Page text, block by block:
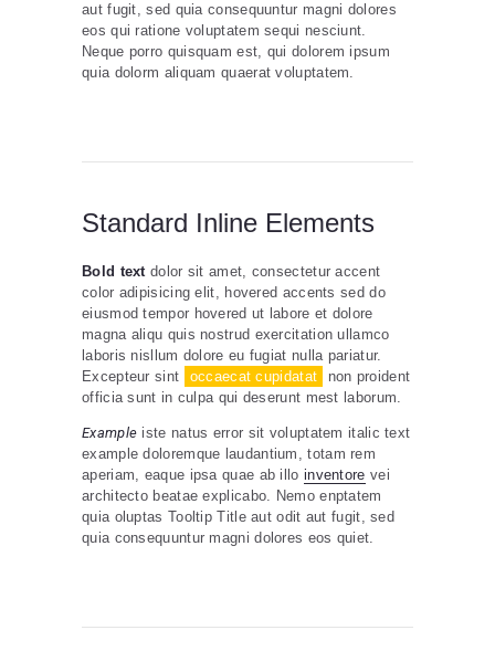
aut fugit, sed quia consequuntur magni dolores
eos qui ratione voluptatem sequi nesciunt.
Neque porro quisquam est, qui dolorem ipsum
quia dolorm aliquam quaerat voluptatem.
Standard Inline Elements
Bold textdolor sit amet, consectetur accent
color adipisicing elit, hovered accents sed do
eiusmod tempor hovered ut labore et dolore
magna aliqu quis nostrud exercitation ullamco
laboris nisllum dolore eu fugiat nulla pariatur.
Excepteur sint
occaecat cupidatat
non proident
officia sunt in culpa qui deserunt mest laborum.
Example iste natus error sit voluptatem italic text
example doloremque laudantium, totam rem
aperiam, eaque ipsa quae ab illo inventore vei
architecto beatae explicabo. Nemo enptatem
quia oluptas Tooltip Title aut odit aut fugit, sed
quia consequuntur magni dolores eos quiet.